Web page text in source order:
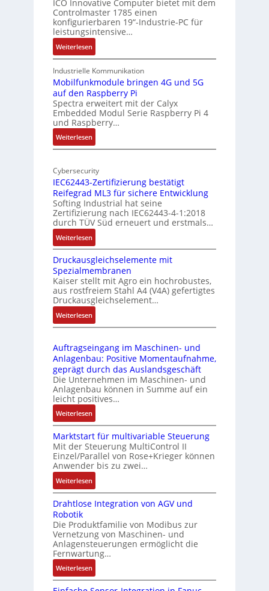
i
t
e
r
c
a
I
a
n
d
E
g
e
ICO Innovative Computer bietet mit dem
Controlmaster 1785 einen
konfigurierbaren 19“-Industrie-PC für
leistungsintensive…
Weiterlesen:
1
9
-
Z
o
l
l
-
I
d
u
t
r
i
e
-
P
C
l
ä
s
s
s
c
h
f
l
e
x
i
b
e
l
f
ü
r
i
e
A
n
w
e
Industrielle Kommunikation
Mobilfunkmodule bringen 4G und 5G
auf den Raspberry Pi
Spectra erweitert mit der Calyx
Embedded Modul Serie Raspberry Pi 4
und Raspberry…
Weiterlesen:
M
b
i
f
u
n
k
m
o
d
u
l
e
b
r
i
n
e
n
4
G
u
n
d
5
G
a
u
f
e
n
R
a
s
p
Cybersecurity
IEC62443-Zertifizierung bestätigt
Reifegrad ML3 für sichere Entwicklung
Softing Industrial hat seine
Zertifizierung nach IEC62443-4-1:2018
durch TÜV Süd erneuert und erstmals…
Weiterlesen:
I
E
C
6
2
4
4
3
Z
e
r
t
i
i
e
r
n
g
e
s
t
ä
t
i
Druckausgleichselemente mit
Spezialmembranen
Kaiser stellt mit Agro ein hochrobustes,
aus rostfreiem Stahl A4 (V4A) gefertigtes
Druckausgleichselement…
Weiterlesen:
D
u
c
k
a
u
s
g
l
e
i
c
h
s
e
m
e
n
t
e
m
Auftragseingang im Maschinen- und
Anlagenbau: Positive Momentaufnahme,
geprägt durch das Auslandsgeschäft
Die Unternehmen im Maschinen- und
Anlagenbau können in Summe auf ein
leicht positives…
Weiterlesen:
A
u
f
t
r
a
g
s
i
n
g
a
n
Marktstart für multivariable Steuerung
Mit der Steuerung MultiControl II
Einzel/Parallel von Rose+Krieger können
Anwender bis zu zwei…
Weiterlesen:
M
a
k
t
s
t
a
r
Drahtlose Integration von AGV und
Robotik
Die Produktfamilie von Modibus zur
Vernetzung von Maschinen- und
Anlagensteuerungen ermöglicht die
Fernwartung…
Weiterlesen:
D